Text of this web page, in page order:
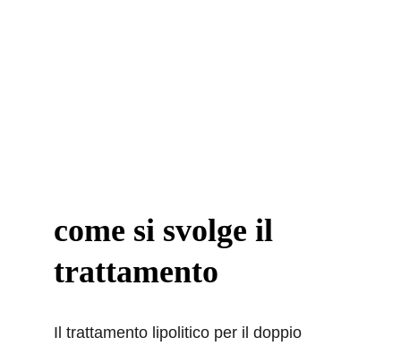
come si svolge il
trattamento
Il trattamento lipolitico per il doppio